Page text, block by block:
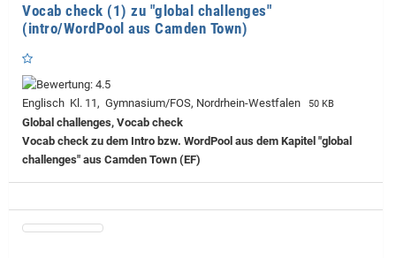
Vocab check (1) zu "global challenges"
(intro/WordPool aus Camden Town)
Englisch Kl. 11, Gymnasium/FOS, Nordrhein-Westfalen 50 KB
Global challenges, Vocab check
Vocab check zu dem Intro bzw. WordPool aus dem Kapitel "global
challenges" aus Camden Town (EF)